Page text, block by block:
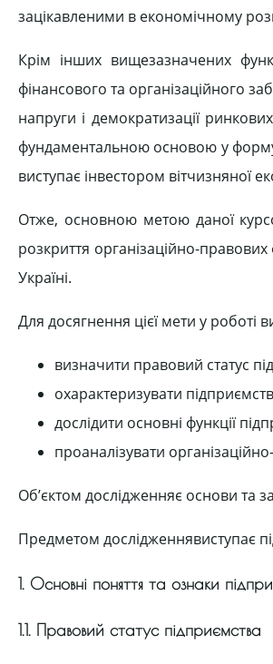
зацікавленими в економічному
Крім інших вищезазначених
фінансового та організаційного
напруги і демократизації
фундаментальною основою у
виступає інвестором
Отже, основною метою даної
розкриття організаційно-
Україні.
Для досягнення цієї мети у роботі
визначити правовий статус
охарактеризувати
дослідити основні функції
проаналізувати
Об’єктом дослідженняє основи та
Предметом дослідженнявиступає
1. Основні поняття та ознаки
1.1. Правовий статус підприємства